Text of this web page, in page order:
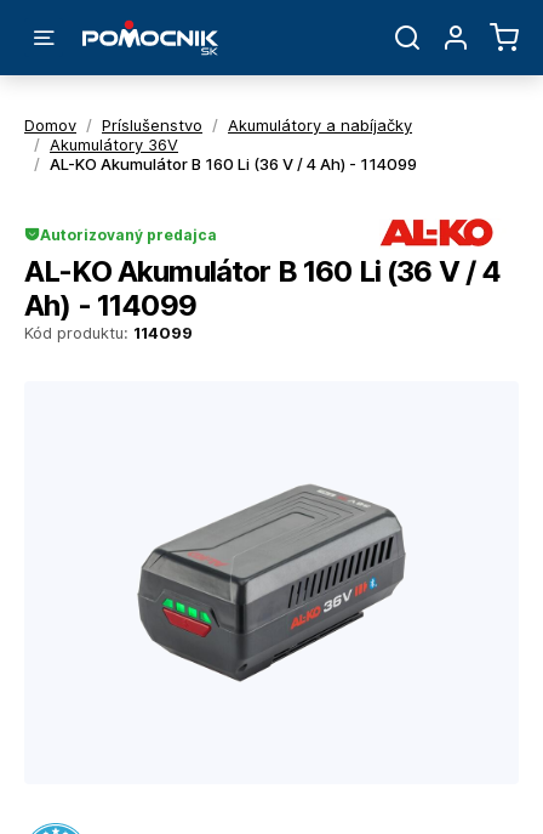
Domov / Príslušenstvo / Akumulátory a nabíjačky
/ Akumulátory 36V
/ AL-KO Akumulátor B 160 Li (36 V / 4 Ah) - 114099
Kód produktu: 114099
Autorizovaný predajca
AL-KO Akumulátor B 160 Li (36 V / 4
Ah) - 114099